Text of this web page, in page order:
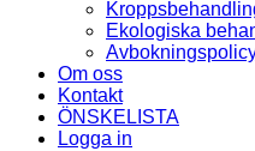
Ekologiska
Om oss
Kontakt
ÖNSKELISTA
Logga in